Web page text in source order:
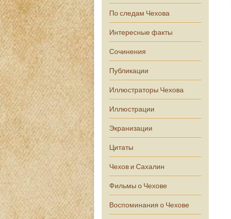
По следам Чехова
Интересные факты
Сочинения
Публикации
Иллюстраторы Чехова
Иллюстрации
Экранизации
Цитаты
Чехов и Сахалин
Фильмы о Чехове
Воспоминания о Чехове